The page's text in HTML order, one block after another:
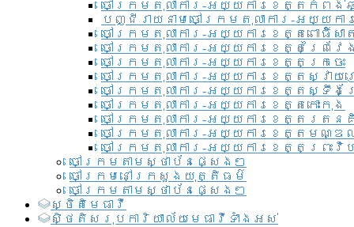
ចៅក្រមតុលាការ-អយ្យការខេត្តកំពង់
បញ្ជីរាយនាមចៅក្រមតុលាការ-អយ្យក
ចៅក្រមតុលាការ-អយ្យការខេត្តពោធិ៍សា
ចៅក្រមតុលាការ-អយ្យការខេត្តព្រៃវែ
ចៅក្រមតុលាការ-អយ្យការខេត្តក្រចេះ
ចៅក្រមតុលាការ-អយ្យការខេត្តស្វាយ
ចៅក្រមតុលាការ-អយ្យការខេត្តស្ទឹង
ចៅក្រមតុលាការ-អយ្យការខេត្តកោះកុង
ចៅក្រមតុលាការ-អយ្យការខេត្តរតន
ចៅក្រមតុលាការ-អយ្យការខេត្តមណ្
ចៅក្រមតុលាការ-អយ្យការខេត្តព្រះវិហ
ចៅក្រមតាមស្ថាប័នផ្សេងៗ
ចៅក្រមនៅក្រសួងយុត្តិធម៌
ចៅក្រមតាមស្ថាប័នផ្សេងៗ
ស្ថិតិមេធាវី
សិ្ថតិសរុបការិយាល័យមេធាវីទាំងអស់​